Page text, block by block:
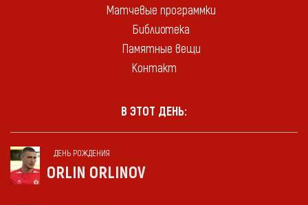
Матчевые программки
Библиотека
Памятные вещи
Контакт
В ЭТОТ ДЕНЬ:
ДЕНЬ РОЖДЕНИЯ
ORLIN ORLINOV